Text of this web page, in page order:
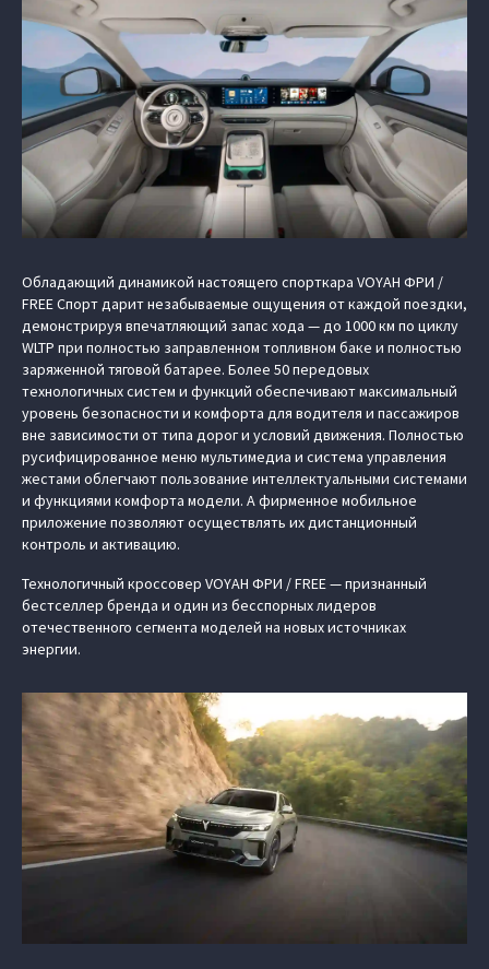
Обладающий динамикой настоящего спорткара VOYAH ФРИ /
FREE Спорт дарит незабываемые ощущения от каждой поездки,
демонстрируя впечатляющий запас хода — до 1000 км по циклу
WLTP при полностью заправленном топливном баке и полностью
заряженной тяговой батарее. Более 50 передовых
технологичных систем и функций обеспечивают максимальный
уровень безопасности и комфорта для водителя и пассажиров
вне зависимости от типа дорог и условий движения. Полностью
русифицированное меню мультимедиа и система управления
жестами облегчают пользование интеллектуальными системами
и функциями комфорта модели. А фирменное мобильное
приложение позволяют осуществлять их дистанционный
контроль и активацию.
Технологичный кроссовер VOYAH ФРИ / FREE — признанный
бестселлер бренда и один из бесспорных лидеров
отечественного сегмента моделей на новых источниках
энергии.